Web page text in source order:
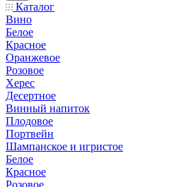
Каталог
Вино
Белое
Красное
Оранжевое
Розовое
Херес
Десертное
Винный напиток
Плодовое
Портвейн
Шампанское и игристое
Белое
Красное
Розовое